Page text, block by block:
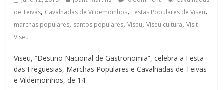
de Teivas, Cavalhadas de Vildemoinhos, Festas Populares de Viseu,
marchas populares, santos populares,Viseu,Viseu cultura,Visit
Viseu
Viseu, “Destino Nacional de Gastronomia”, celebra a Festa
das Freguesias, Marchas Populares e Cavalhadas de Teivas
e Vildemoinhos, de 14